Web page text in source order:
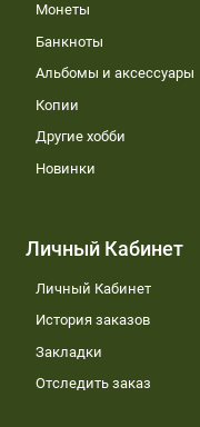
Монеты
Банкноты
Альбомы и аксессуары
Копии
Другие хобби
Новинки
Личный Кабинет
Личный Кабинет
История заказов
Закладки
Отследить заказ